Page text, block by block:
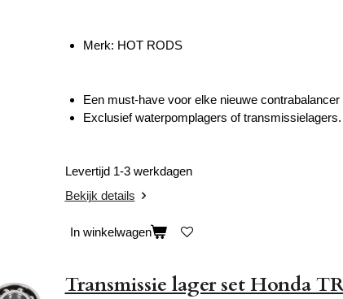
Merk: HOT RODS
Een must-have voor elke nieuwe
Exclusief waterpomplagers of transmissielagers.
Levertijd 1-3 werkdagen
Bekijk details
In winkelwagen
Transmissie lager set Honda